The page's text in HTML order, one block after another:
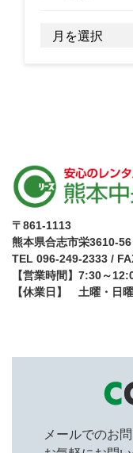
〒861-1113
熊本県合志市栄3610-
TEL 096-249-2333 /
【営業時間】7:30～
【休業日】 土曜・日
メールでのお